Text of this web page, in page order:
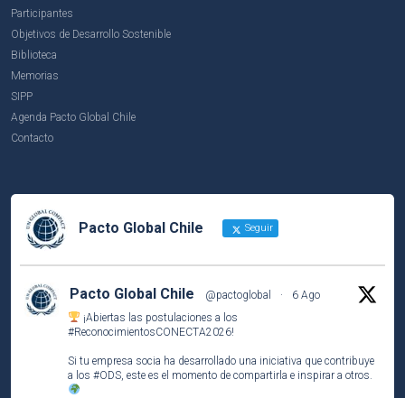
Participantes
Objetivos de Desarrollo Sostenible
Biblioteca
Memorias
SIPP
Agenda Pacto Global Chile
Contacto
Pacto Global Chile Seguir
Pacto Global Chile @pactoglobal ·
6 Ago
¡Abiertas las postulaciones a los
#ReconocimientosCONECTA2026!
Si tu empresa socia ha desarrollado una iniciativa que contribuye
a los #ODS , este es el momento de compartirla e inspirar a otros.